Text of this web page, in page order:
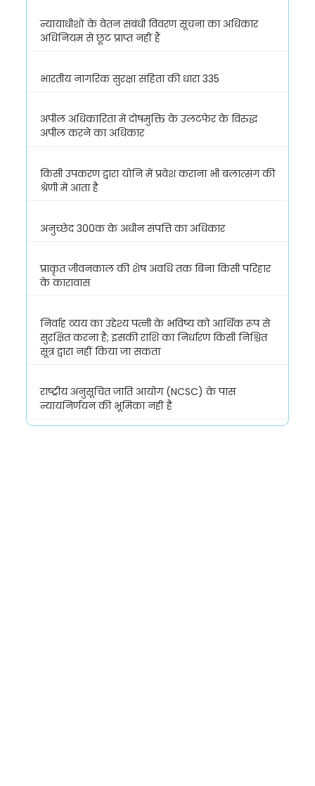
न्यायाधीशों के वेतन संबंधी विवरण सूचना का अधिकार
अधिनियम से छूट प्राप्त नहीं हैं
भारतीय नागरिक सुरक्षा संहिता की धारा 335
अपील अधिकारिता में दोषमुक्ति के उलटफेर के विरुद्ध
अपील करने का अधिकार
किसी उपकरण द्वारा योनि में प्रवेश कराना भी बलात्संग की
श्रेणी में आता है
अनुच्छेद 300क के अधीन संपत्ति का अधिकार
प्राकृत जीवनकाल की शेष अवधि तक बिना किसी परिहार
के कारावास
निर्वाह व्यय का उद्देश्य पत्नी के भविष्य को आर्थिक रूप से
सुरक्षित करना है; इसकी राशि का निर्धारण किसी निश्चित
सूत्र द्वारा नहीं किया जा सकता
राष्ट्रीय अनुसूचित जाति आयोग (NCSC) के पास
न्यायनिर्णयन की भूमिका नहीं है